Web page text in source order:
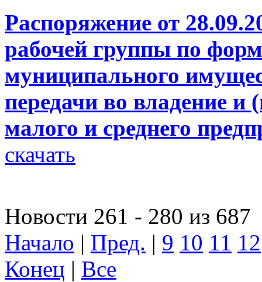
Распоряжение от
рабочей группы по
муниципального
передачи во владение и
малого и среднего
скачать
Новости 261 - 280 из 687
Начало | Пред. | 9 10 11 12
Конец | Все